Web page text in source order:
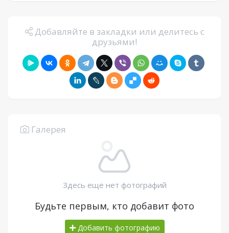
Добавляйте в закладки или делитесь с
друзьями!
Галерея
Здесь еще нет фотографий
Будьте первым, кто добавит фото
Добавить фотографию